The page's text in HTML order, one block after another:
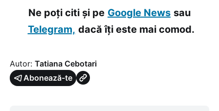
Ne poți citi și pe Google News sau
Telegram, dacă îți este mai comod.
Autor: Tatiana Cebotari
Abonează-te